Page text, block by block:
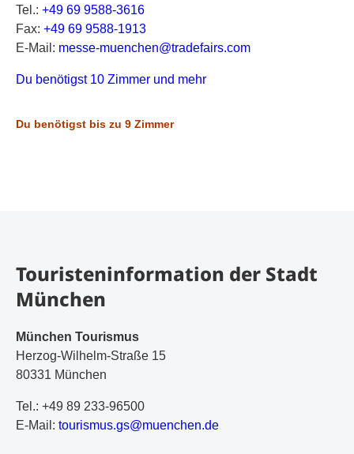
Tel.: +49 69 9588-3616
Fax: +49 69 9588-1913
E-Mail: messe-muenchen@tradefairs.com
Du benötigst 10 Zimmer und mehr
Du benötigst bis zu 9 Zimmer
Touristeninformation der Stadt
München
München Tourismus
Herzog-Wilhelm-Straße 15
80331 München
Tel.: +49 89 233-96500
E-Mail: tourismus.gs@muenchen.de